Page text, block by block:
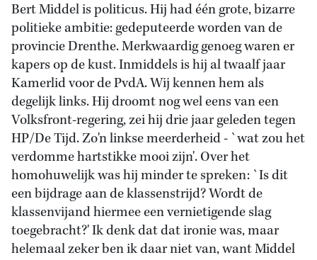
Bert Middel is politicus. Hij had één grote, bizarre
politieke ambitie: gedeputeerde worden van de
provincie Drenthe. Merkwaardig genoeg waren er
kapers op de kust. Inmiddels is hij al twaalf jaar
Kamerlid voor de PvdA. Wij kennen hem als
degelijk links. Hij droomt nog wel eens van een
Volksfront-regering, zei hij drie jaar geleden tegen
HP/De Tijd. Zo'n linkse meerderheid - `wat zou het
verdomme hartstikke mooi zijn'. Over het
homohuwelijk was hij minder te spreken: `Is dit
een bijdrage aan de klassenstrijd? Wordt de
klassenvijand hiermee een vernietigende slag
toegebracht?' Ik denk dat dat ironie was, maar
helemaal zeker ben ik daar niet van, want Middel